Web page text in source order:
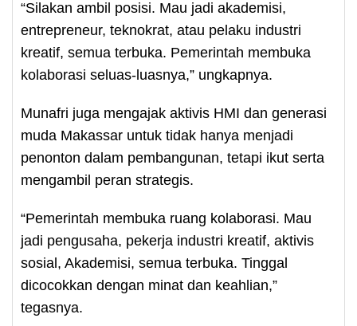
“Silakan ambil posisi. Mau jadi akademisi,
entrepreneur, teknokrat, atau pelaku industri
kreatif, semua terbuka. Pemerintah membuka
kolaborasi seluas-luasnya,” ungkapnya.
Munafri juga mengajak aktivis HMI dan generasi
muda Makassar untuk tidak hanya menjadi
penonton dalam pembangunan, tetapi ikut serta
mengambil peran strategis.
“Pemerintah membuka ruang kolaborasi. Mau
jadi pengusaha, pekerja industri kreatif, aktivis
sosial, Akademisi, semua terbuka. Tinggal
dicocokkan dengan minat dan keahlian,”
tegasnya.